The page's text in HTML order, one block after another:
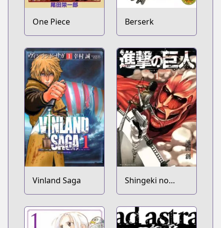
One Piece Berserk
Vinland Saga
Shingeki no
Kyojin